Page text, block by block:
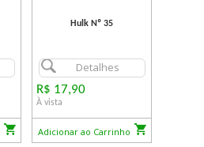
Hulk Nº 35
Detalhes
R$ 17,90
À vista
Adicionar ao Carrinho